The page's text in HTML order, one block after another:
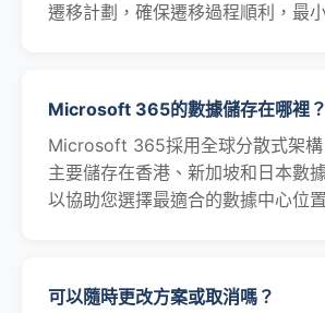
遷移計劃，確保遷移過程順利，最
Microsoft 365的數據儲存在哪裡？
Microsoft 365採用全球分散式架構
主要儲存在香港、新加坡和日本數
以協助您選擇最適合的數據中心位
可以隨時更改方案或取消嗎？